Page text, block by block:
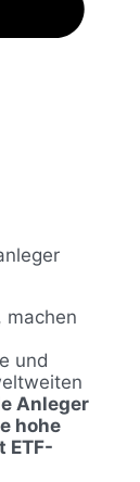
machen
und
Anleger
hohe
ETF-